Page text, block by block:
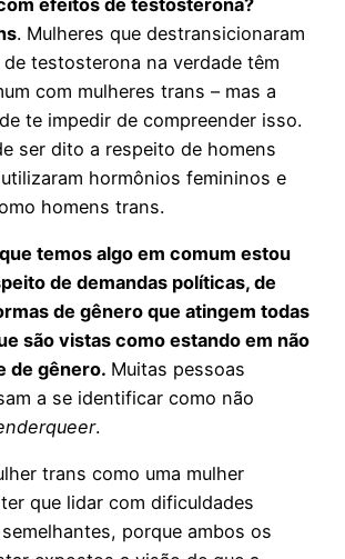
. Mulheres que destransicionaram
testosterona na verdade têm
com mulheres trans – mas a
te impedir de compreender isso.
ser dito a respeito de homens
hormônios femininos e
homens trans.
temos algo em comum estou
de demandas políticas, de
de gênero que atingem todas
são vistas como estando em não
de gênero. Muitas pessoas
a se identificar como não
.
trans como uma mulher
que lidar com dificuldades
porque ambos os